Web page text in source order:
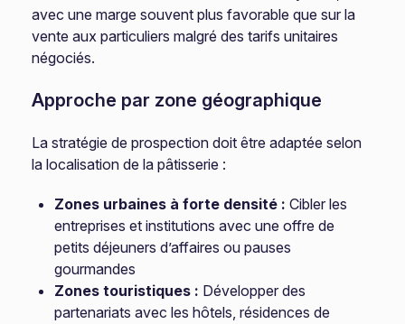
avec une marge souvent plus favorable que sur la
vente aux particuliers malgré des tarifs unitaires
négociés.
Approche par zone géographique
La stratégie de prospection doit être adaptée selon
la localisation de la pâtisserie :
Zones urbaines à forte densité : Cibler les
entreprises et institutions avec une offre de
petits déjeuners d’affaires ou pauses
gourmandes
Zones touristiques : Développer des
partenariats avec les hôtels, résidences de